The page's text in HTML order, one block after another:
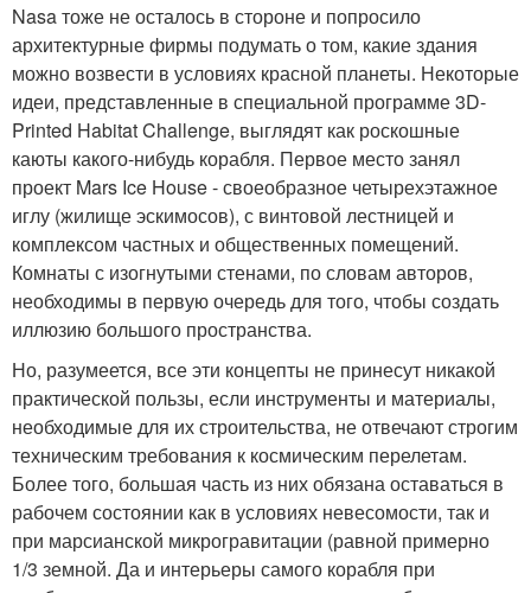
Nasa тоже не осталось в стороне и попросило
архитектурные фирмы подумать о том, какие здания
можно возвести в условиях красной планеты. Некоторые
идеи, представленные в специальной программе 3D-
Printed Habitat Challenge, выглядят как роскошные
каюты какого-нибудь корабля. Первое место занял
проект Mars Ice House - своеобразное четырехэтажное
иглу (жилище эскимосов), с винтовой лестницей и
комплексом частных и общественных помещений.
Комнаты с изогнутыми стенами, по словам авторов,
необходимы в первую очередь для того, чтобы создать
иллюзию большого пространства.
Но, разумеется, все эти концепты не принесут никакой
практической пользы, если инструменты и материалы,
необходимые для их строительства, не отвечают строгим
техническим требования к космическим перелетам.
Более того, большая часть из них обязана оставаться в
рабочем состоянии как в условиях невесомости, так и
при марсианской микрогравитации (равной примерно
1/3 земной. Да и интерьеры самого корабля при